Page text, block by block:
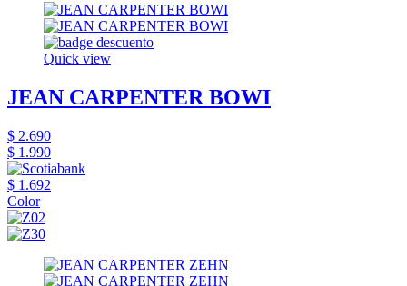
Quick view
JEAN CARPENTER BOWI
$ 2.690
$ 1.990
$ 1.692
Color